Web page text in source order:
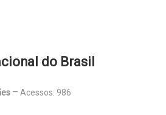
do Brasil
Acessos: 986